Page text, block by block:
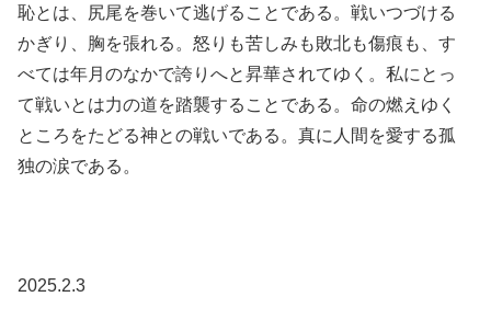
恥とは、尻尾を巻いて逃げることである。戦いつづける
かぎり、胸を張れる。怒りも苦しみも敗北も傷痕も、す
べては年月のなかで誇りへと昇華されてゆく。私にとっ
て戦いとは力の道を踏襲することである。命の燃えゆく
ところをたどる神との戦いである。真に人間を愛する孤
独の涙である。
2025.2.3